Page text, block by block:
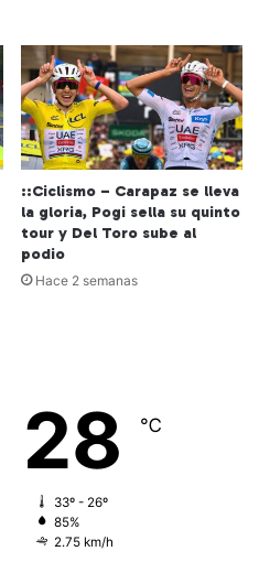
::Ciclismo – Carapaz se lleva
la gloria, Pogi sella su quinto
tour y Del Toro sube al
podio
Hace 2 semanas
28 ℃
33º - 26º
85%
2.75 km/h